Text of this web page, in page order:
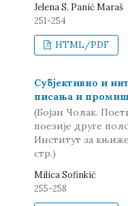
Jelena S. Panić Maraš
251-254
HTML/PDF
Субјективно и
писања и
(Бојан Чолак.
поезије друге
Институт за
стр.)
Milica Sofinkić
255-258